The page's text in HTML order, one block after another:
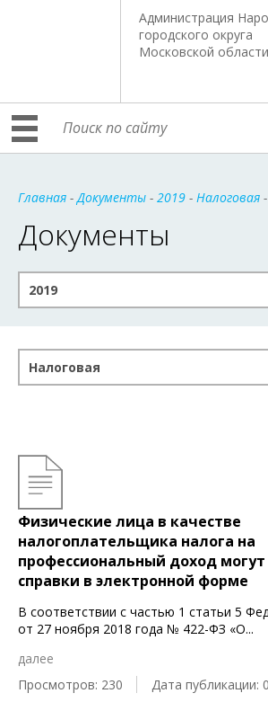
Администрация
городского округа
Московской области
Главная -Документы - 2019 - Налоговая
Документы
2019
Налоговая
Физические лица в качестве
налогоплательщика налога на
профессиональный доход
справки в электронной форме
В соответствии с частью 1 статьи 5
от 27 ноября 2018 года № 422-ФЗ «О...
далее
Просмотров: 230
Дата публикации: